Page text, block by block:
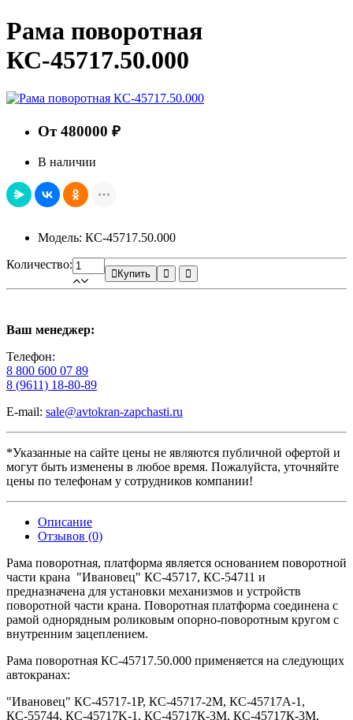
Рама поворотная
КС-45717.50.000
От 480000 ₽
В наличии
Модель: КС-45717.50.000
Количество:
Купить
Ваш менеджер:
Телефон:
8 800 600 07 89
8 (9611) 18-80-89
E-mail: sale@avtokran-zapchasti.ru
*Указанные на сайте цены не являются публичной офертой и
могут быть изменены в любое время. Пожалуйста, уточняйте
цены по телефонам у сотрудников компании!
Описание
Отзывов (0)
Рама поворотная, платформа является основанием поворотной
части крана "Ивановец" КС-45717, КС-54711 и
предназначена для установки механизмов и устройств
поворотной части крана. Поворотная платформа соединена с
рамой однорядным роликовым опорно-поворотным кругом с
внутренним зацеплением.
Рама поворотная КС-45717.50.000 применяется на следующих
автокранах:
"Ивановец" КС-45717-1Р, КС-45717-2М, КС-45717A-1,
КС-55744, КС-45717K-1, КС-45717К-3М, КС-45717К-3М,